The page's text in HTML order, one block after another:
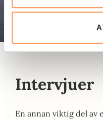
Intervjuer
En annan viktig del av